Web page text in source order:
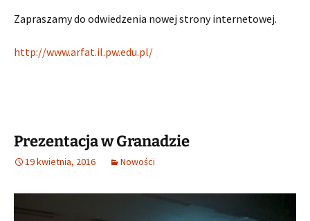
Zapraszamy do odwiedzenia nowej strony internetowej.
http://www.arfat.il.pw.edu.pl/
Prezentacja w Granadzie
19 kwietnia, 2016 Nowości